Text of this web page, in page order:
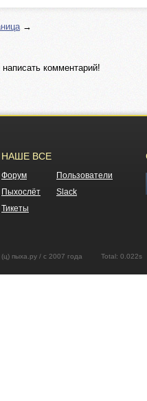
→
комментарий!
НАШЕ ВСЕ
Форум
Пользователи
Пыхослёт
Slack
Тикеты
(ц) пыха.ру / с 2007 года Total: